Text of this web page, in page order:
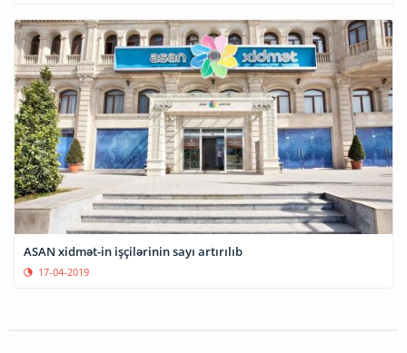
ASAN xidmət-in işçilərinin sayı artırılıb
17-04-2019